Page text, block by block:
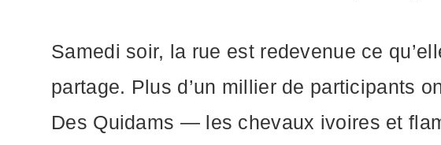
Samedi soir, la rue est redevenue ce
partage. Plus d’un millier de participants
Des Quidams — les chevaux ivoires et